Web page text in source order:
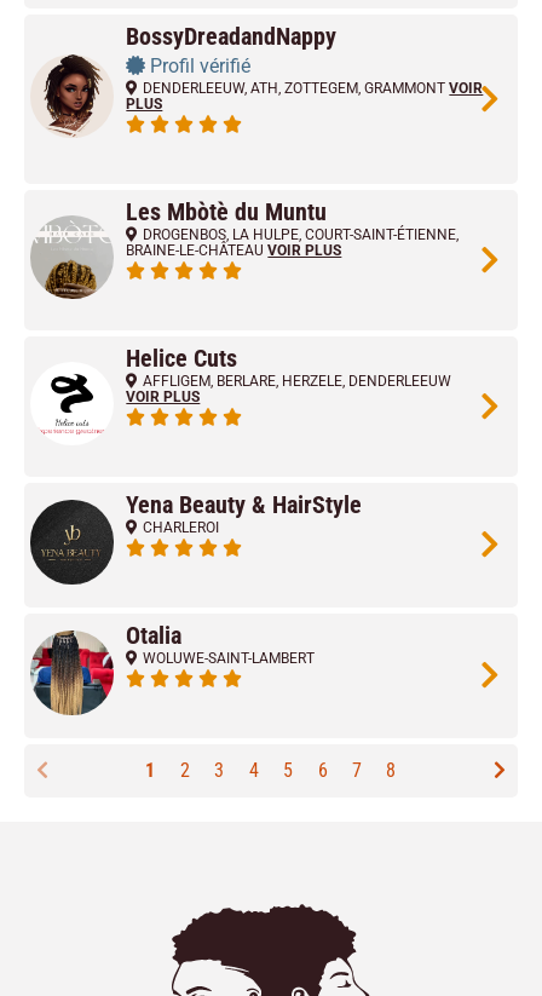
BossyDreadandNappy
Profil vérifié
DENDERLEEUW,ATH,ZOTTEGEM,GRAMMONT VOIR
PLUS
Les Mbòtè du Muntu
DROGENBOS, LA HULPE,COURT-SAINT-ÉTIENNE,
BRAINE-LE-CHÂTEAU VOIR PLUS
Helice Cuts
AFFLIGEM, BERLARE, HERZELE, DENDERLEEUW
VOIR PLUS
Yena Beauty & HairStyle
CHARLEROI
Otalia
WOLUWE-SAINT-LAMBERT
1 2 3 4 5 6 7 8